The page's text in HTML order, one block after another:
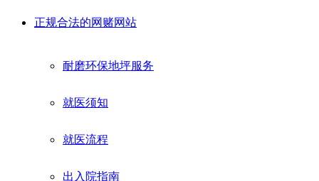
正规合法的网赌网站
耐磨环保地坪服务
就医须知
就医流程
出入院指南